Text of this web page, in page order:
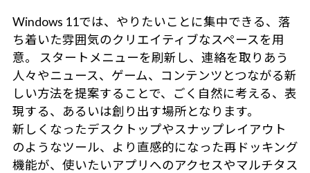
Windows 11では、やりたいことに集中できる、落
ち着いた雰囲気のクリエイティブなスペースを用
意。 スタートメニューを刷新し、連絡を取りあう
人々やニュース、ゲーム、コンテンツとつながる新
しい方法を提案することで、ごく自然に考える、表
現する、あるいは創り出す場所となります。
新しくなったデスクトップやスナップレイアウト
のようなツール、より直感的になった再ドッキング
機能が、使いたいアプリへのアクセスやマルチタス